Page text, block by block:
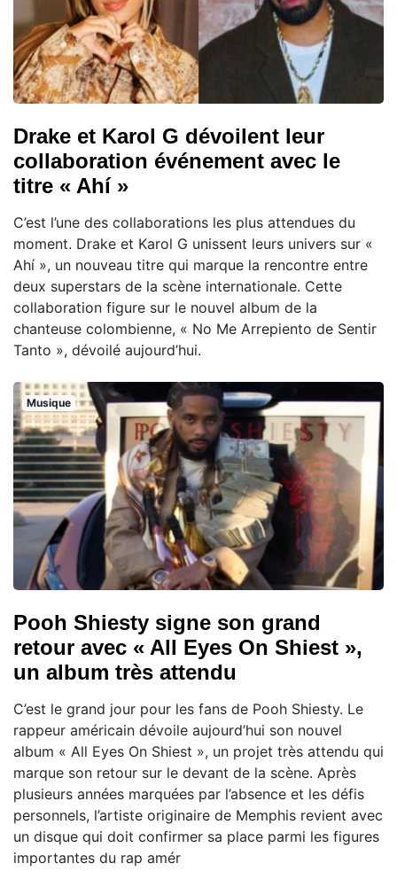
Drake et Karol G dévoilent leur
collaboration événement avec le
titre « Ahí »
C’est l’une des collaborations les plus attendues du
moment. Drake et Karol G unissent leurs univers sur «
Ahí », un nouveau titre qui marque la rencontre entre
deux superstars de la scène internationale. Cette
collaboration figure sur le nouvel album de la
chanteuse colombienne, « No Me Arrepiento de Sentir
Tanto », dévoilé aujourd’hui.
Musique
Pooh Shiesty signe son grand
retour avec « All Eyes On Shiest »,
un album très attendu
C’est le grand jour pour les fans de Pooh Shiesty. Le
rappeur américain dévoile aujourd’hui son nouvel
album « All Eyes On Shiest », un projet très attendu qui
marque son retour sur le devant de la scène. Après
plusieurs années marquées par l’absence et les défis
personnels, l’artiste originaire de Memphis revient avec
un disque qui doit confirmer sa place parmi les figures
importantes du rap amér